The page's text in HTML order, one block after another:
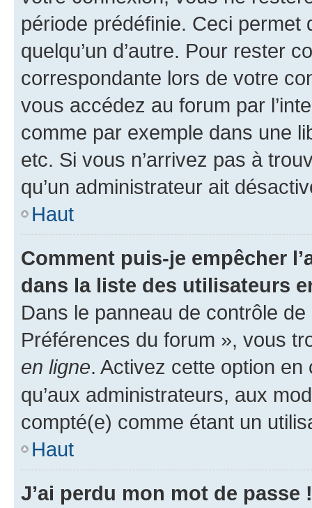
période prédéfinie. Ceci permet
quelqu’un d’autre. Pour rester
correspondante lors de votre
vous accédez au forum par
comme par exemple dans une
etc. Si vous n’arrivez pas à
qu’un administrateur ait
Haut
Comment puis-je empêcher
dans la liste des utilisateurs
Dans le panneau de contrôle
Préférences du forum », vous
en ligne. Activez cette option
qu’aux administrateurs, aux
compté(e) comme étant un
Haut
J’ai perdu mon mot de passe !